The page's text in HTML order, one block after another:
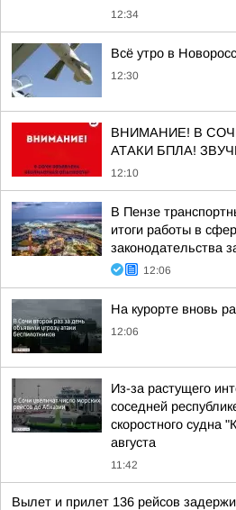
12:34
Всё утро в
12:30
ВНИМАНИЕ! В
АТАКИ БПЛА!
12:10
В Пензе
итоги работы в
законодательства
12:06
На курорте вновь
12:06
Из-за растущего
соседней
скоростного судна
августа
11:42
Вылет и прилет 136 рейсов